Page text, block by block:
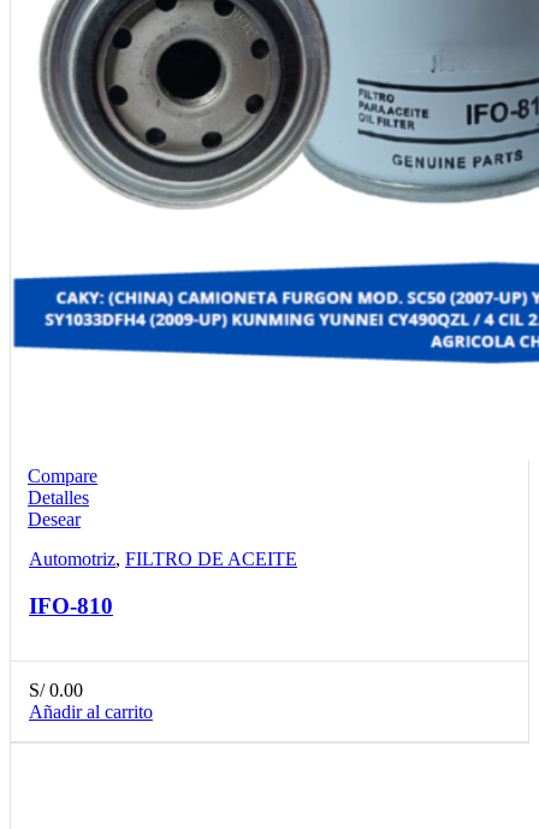
Compare
Detalles
Desear
Automotriz, FILTRO DE ACEITE
IFO-810
S/0.00
Añadir al carrito